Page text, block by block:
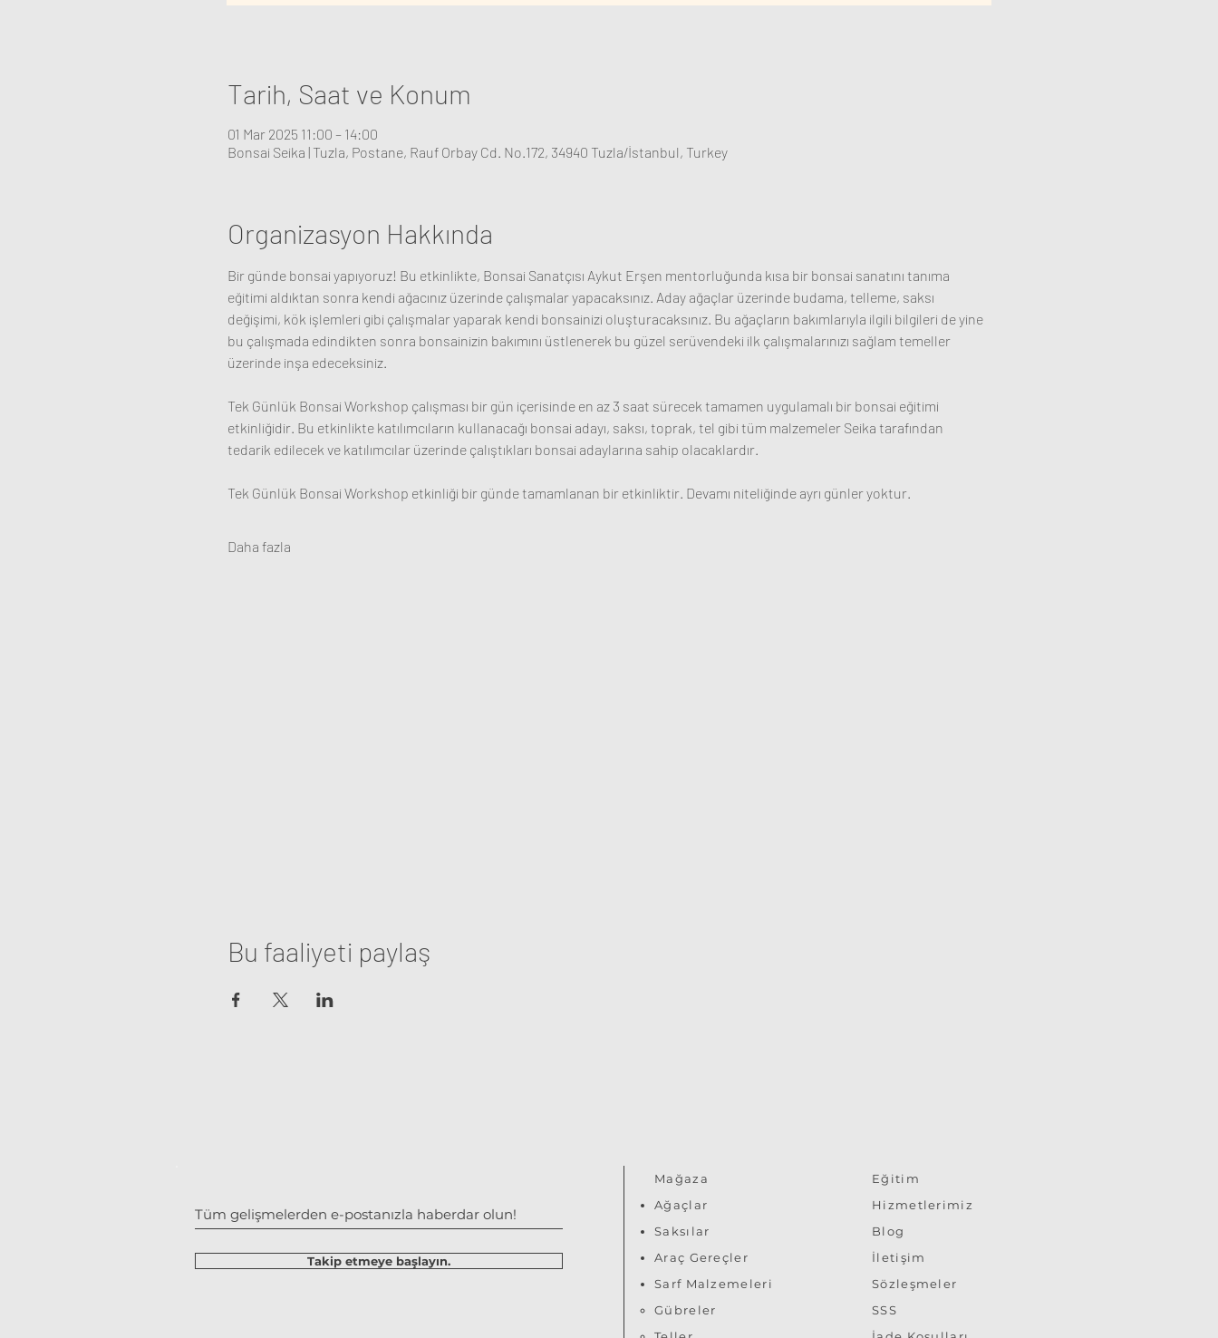
Tarih, Saat ve Konum
01 Mar 2025 11:00 – 14:00
Bonsai Seika | Tuzla, Postane, Rauf Orbay Cd. No.172, 34940 Tuzla/İstanbul, Turkey
Organizasyon Hakkında
Bir günde bonsai yapıyoruz! Bu etkinlikte, Bonsai Sanatçısı Aykut Erşen mentorluğunda kısa bir bonsai sanatını tanıma
eğitimi aldıktan sonra kendi ağacınız üzerinde çalışmalar yapacaksınız. Aday ağaçlar üzerinde budama, telleme, saksı
değişimi, kök işlemleri gibi çalışmalar yaparak kendi bonsainizi oluşturacaksınız. Bu ağaçların bakımlarıyla ilgili bilgileri de yine
bu çalışmada edindikten sonra bonsainizin bakımını üstlenerek bu güzel serüvendeki ilk çalışmalarınızı sağlam temeller
üzerinde inşa edeceksiniz.
Tek Günlük Bonsai Workshop çalışması bir gün içerisinde en az 3 saat sürecek tamamen uygulamalı bir bonsai eğitimi
etkinliğidir. Bu etkinlikte katılımcıların kullanacağı bonsai adayı, saksı, toprak, tel gibi tüm malzemeler Seika tarafından
tedarik edilecek ve katılımcılar üzerinde çalıştıkları bonsai adaylarına sahip olacaklardır.
Tek Günlük Bonsai Workshop etkinliği bir günde tamamlanan bir etkinliktir. Devamı niteliğinde ayrı günler yoktur.
Daha fazla
Bu faaliyeti paylaş
Takip etmeye başlayın.
Mağaza
Ağaçlar
Saksılar
Araç Gereçler
S​arf Malzemeleri
Gübreler
Eğitim
Hizmetlerimiz
Blog
İletişim
Sözleşmeler
SSS